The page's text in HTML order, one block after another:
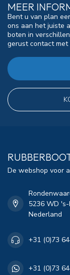
MEER
Bent u van plan
ons aan het juiste
boten in
gerust contact met
De webshop voor
5236 WD
Nederland
+31 (0)73
+31 (0)73